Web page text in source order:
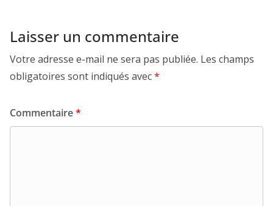
Laisser un commentaire
Votre adresse e-mail ne sera pas publiée. Les champs
obligatoires sont indiqués avec*
Commentaire*